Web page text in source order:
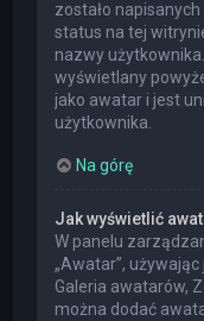
zostało
status na tej
nazwy
wyświetlany
jako awatar i jest
użytkownika.
Na górę
Jak wyświetlić
W panelu
„Awatar”,
Galeria awatarów,
można dodać